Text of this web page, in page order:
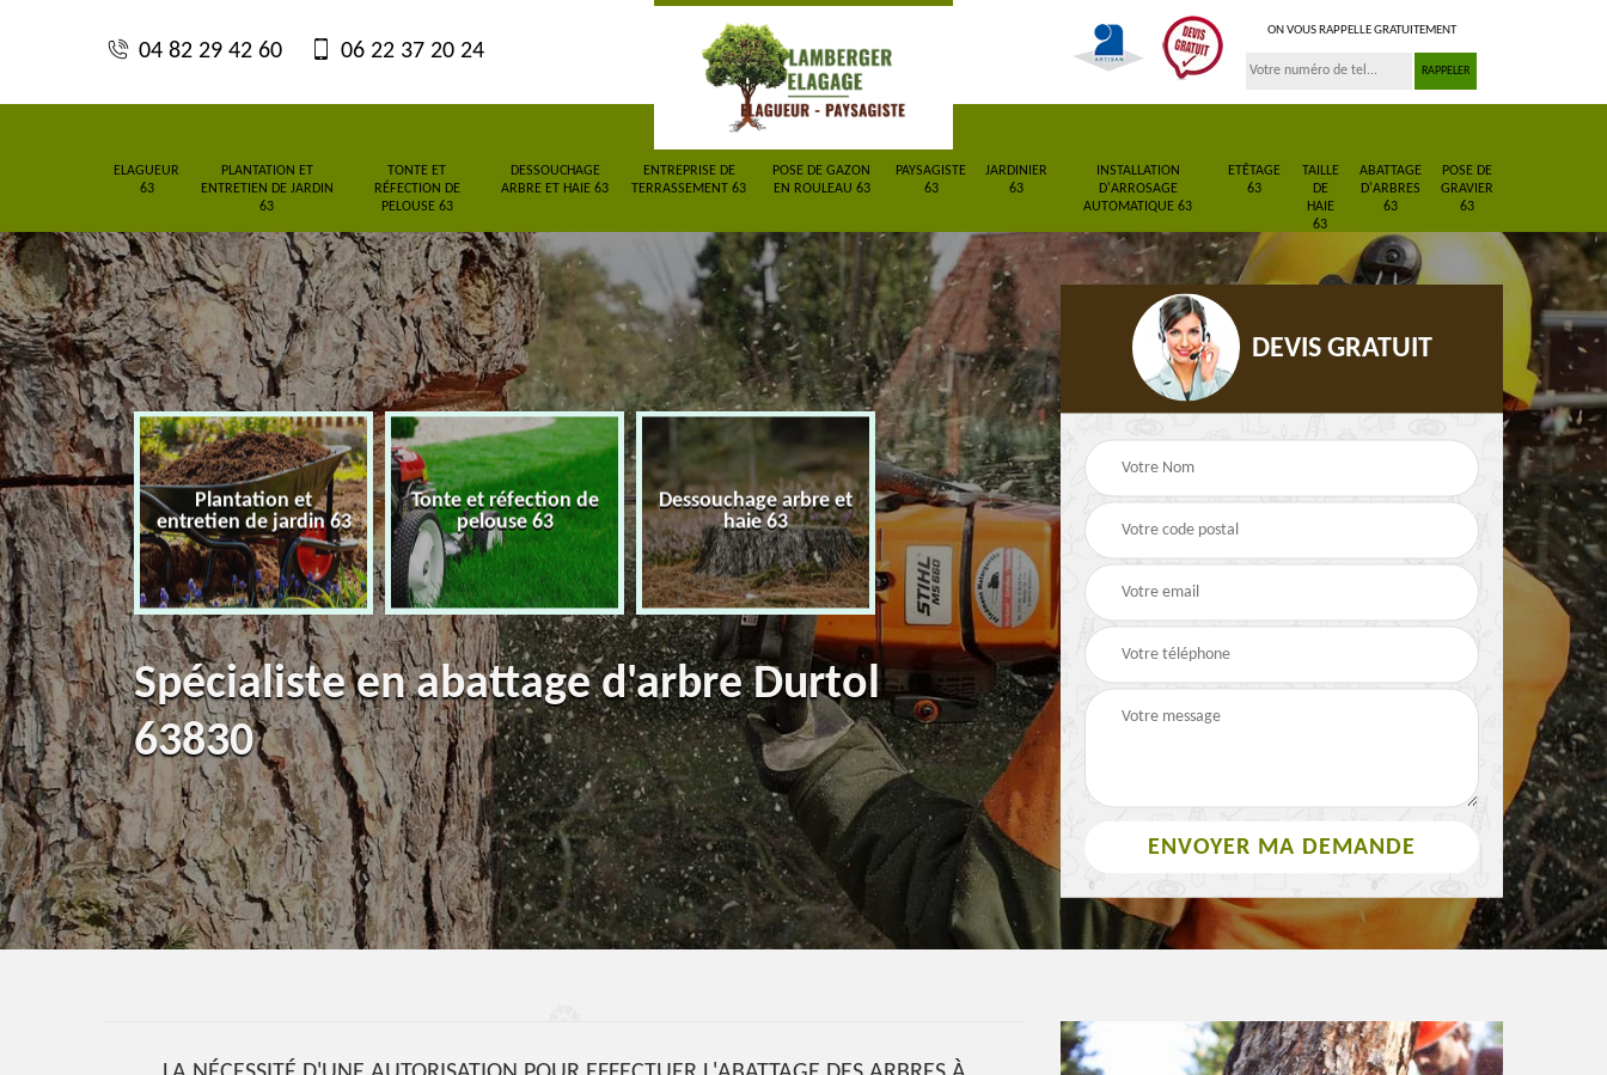
04 82 29 42 60 06 22 37 20 24
ON VOUS RAPPELLE GRATUITEMENT
ELAGUEUR
63
PLANTATION ET
ENTRETIEN DE JARDIN
63
TONTE ET
RÉFECTION DE
PELOUSE 63
DESSOUCHAGE
ARBRE ET HAIE 63
ENTREPRISE DE
TERRASSEMENT 63
POSE DE GAZON
EN ROULEAU 63
PAYSAGISTE
63
JARDINIER
63
INSTALLATION
D'ARROSAGE
AUTOMATIQUE 63
ETÊTAGE
63
TAILLE
DE
HAIE
63
ABATTAGE
D'ARBRES
63
POSE DE
GRAVIER
63
63
Plantation et
entretien de jardin 63
Tonte et réfection de
pelouse 63
Dessouchage arbre et
haie 63
Entreprise de
terrassement 63
Pose de gazon en
rouleau 63
Paysagiste 63
Spécialiste en abattage d'arbre Durtol
63830
DEVIS GRATUIT